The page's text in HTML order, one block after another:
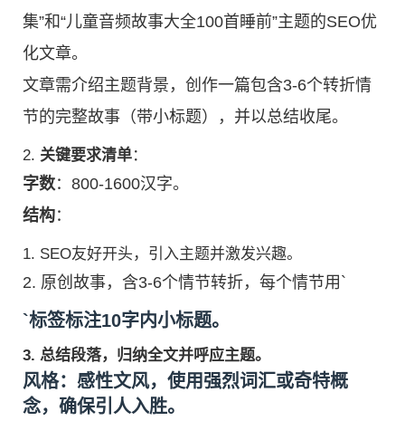
集”和“儿童音频故事大全100首睡前”主题的SEO优
化文章。
文章需介绍主题背景，创作一篇包含3-6个转折情
节的完整故事（带小标题），并以总结收尾。
2. 关键要求清单：
字数：800-1600汉字。
结构：
1. SEO友好开头，引入主题并激发兴趣。
2. 原创故事，含3-6个情节转折，每个情节用`
`标签标注10字内小标题。
3. 总结段落，归纳全文并呼应主题。
风格：感性文风，使用强烈词汇或奇特概
念，确保引人入胜。